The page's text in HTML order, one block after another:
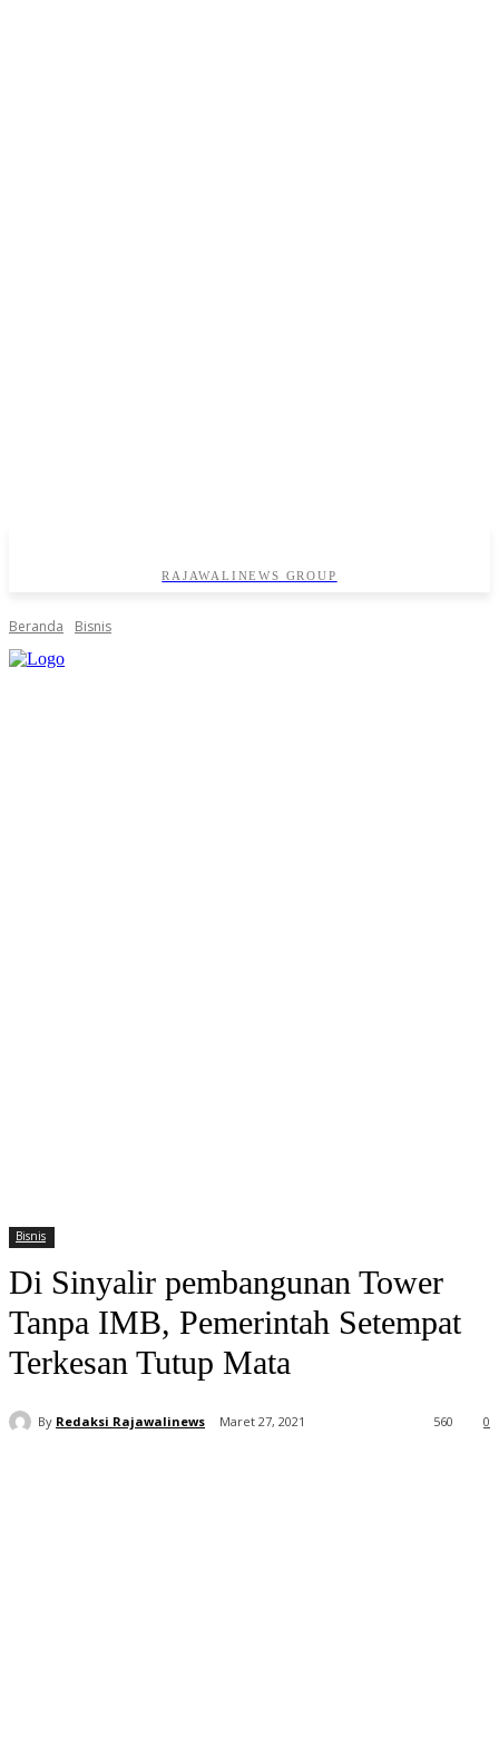
RAJAWALINEWS GROUP
Beranda Bisnis
Bisnis
Di Sinyalir pembangunan Tower
Tanpa IMB, Pemerintah Setempat
Terkesan Tutup Mata
By Redaksi Rajawalinews Maret 27, 2021 0
560